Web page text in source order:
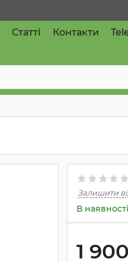
Статті Контакти
Залишити
В наявності
1